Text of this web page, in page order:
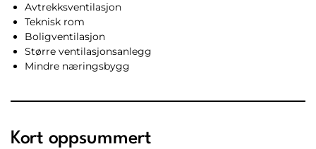
Avtrekksventilasjon
Teknisk rom
Boligventilasjon
Større ventilasjonsanlegg
Mindre næringsbygg
Kort oppsummert